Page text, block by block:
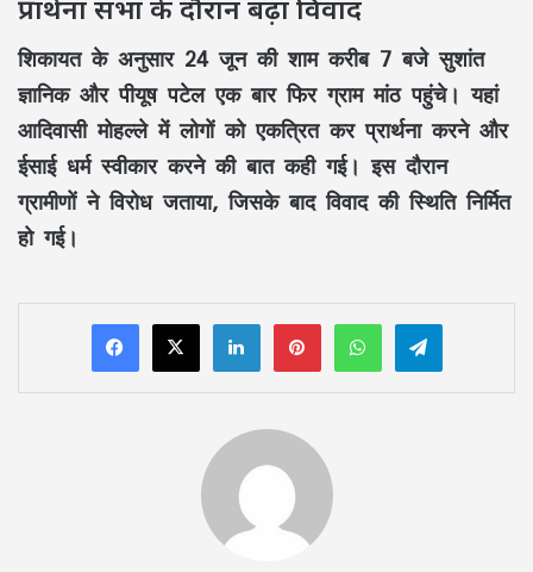
प्रार्थना सभा के दौरान बढ़ा विवाद
शिकायत के अनुसार 24 जून की शाम करीब 7 बजे सुशांत
ज्ञानिक और पीयूष पटेल एक बार फिर ग्राम मांठ पहुंचे। यहां
आदिवासी मोहल्ले में लोगों को एकत्रित कर प्रार्थना करने और
ईसाई धर्म स्वीकार करने की बात कही गई। इस दौरान
ग्रामीणों ने विरोध जताया, जिसके बाद विवाद की स्थिति निर्मित
हो गई।
LinkedInPinterestWhatsAppTelegram